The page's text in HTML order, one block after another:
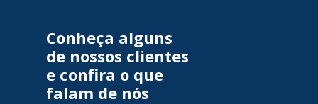
Conheça alguns
de nossos clientes
e confira o que
falam de nós